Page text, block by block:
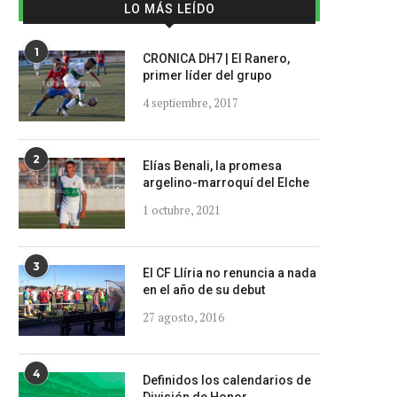
LO MÁS LEÍDO
1
CRONICA DH7 | El Ranero,
primer líder del grupo
4 septiembre, 2017
2
Elías Benali, la promesa
argelino-marroquí del Elche
1 octubre, 2021
3
El CF Llíria no renuncia a nada
en el año de su debut
27 agosto, 2016
4
Definidos los calendarios de